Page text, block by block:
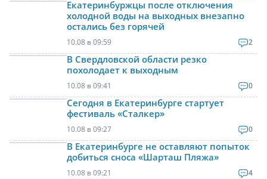
Екатеринбуржцы после отключения
холодной воды на выходных внезапно
остались без горячей
10.08 в 09:59 2
В Свердловской области резко
похолодает к выходным
10.08 в 09:41 0
Сегодня в Екатеринбурге стартует
фестиваль «Сталкер»
10.08 в 09:27 0
В Екатеринбурге не оставляют попыток
добиться сноса «Шарташ Пляжа»
10.08 в 09:21 4